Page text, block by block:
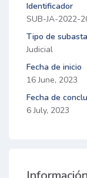
Identificador
SUB-JA-2022-
Tipo de subasta
Judicial
Fecha de inicio
16 June, 2023
Fecha de
6 July, 2023